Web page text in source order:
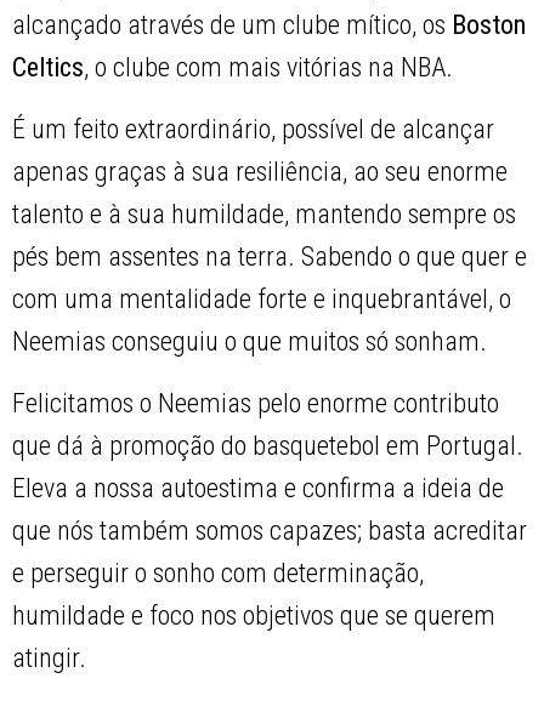
alcançado através de um clube mítico, os Boston
Celtics, o clube com mais vitórias na NBA.
É um feito extraordinário, possível de alcançar
apenas graças à sua resiliência, ao seu enorme
talento e à sua humildade, mantendo sempre os
pés bem assentes na terra. Sabendo o que quer e
com uma mentalidade forte e inquebrantável, o
Neemias conseguiu o que muitos só sonham.
Felicitamos o Neemias pelo enorme contributo
que dá à promoção do basquetebol em Portugal.
Eleva a nossa autoestima e confirma a ideia de
que nós também somos capazes; basta acreditar
e perseguir o sonho com determinação,
humildade e foco nos objetivos que se querem
atingir.